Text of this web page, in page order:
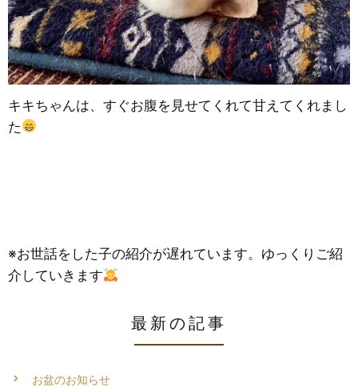
キキちゃんは、すぐお腹を見せてくれて甘えてくれまし
た
※お世話をした子の紹介が遅れています。ゆっくりご紹
介していきます
最新の記事
お盆のお知らせ